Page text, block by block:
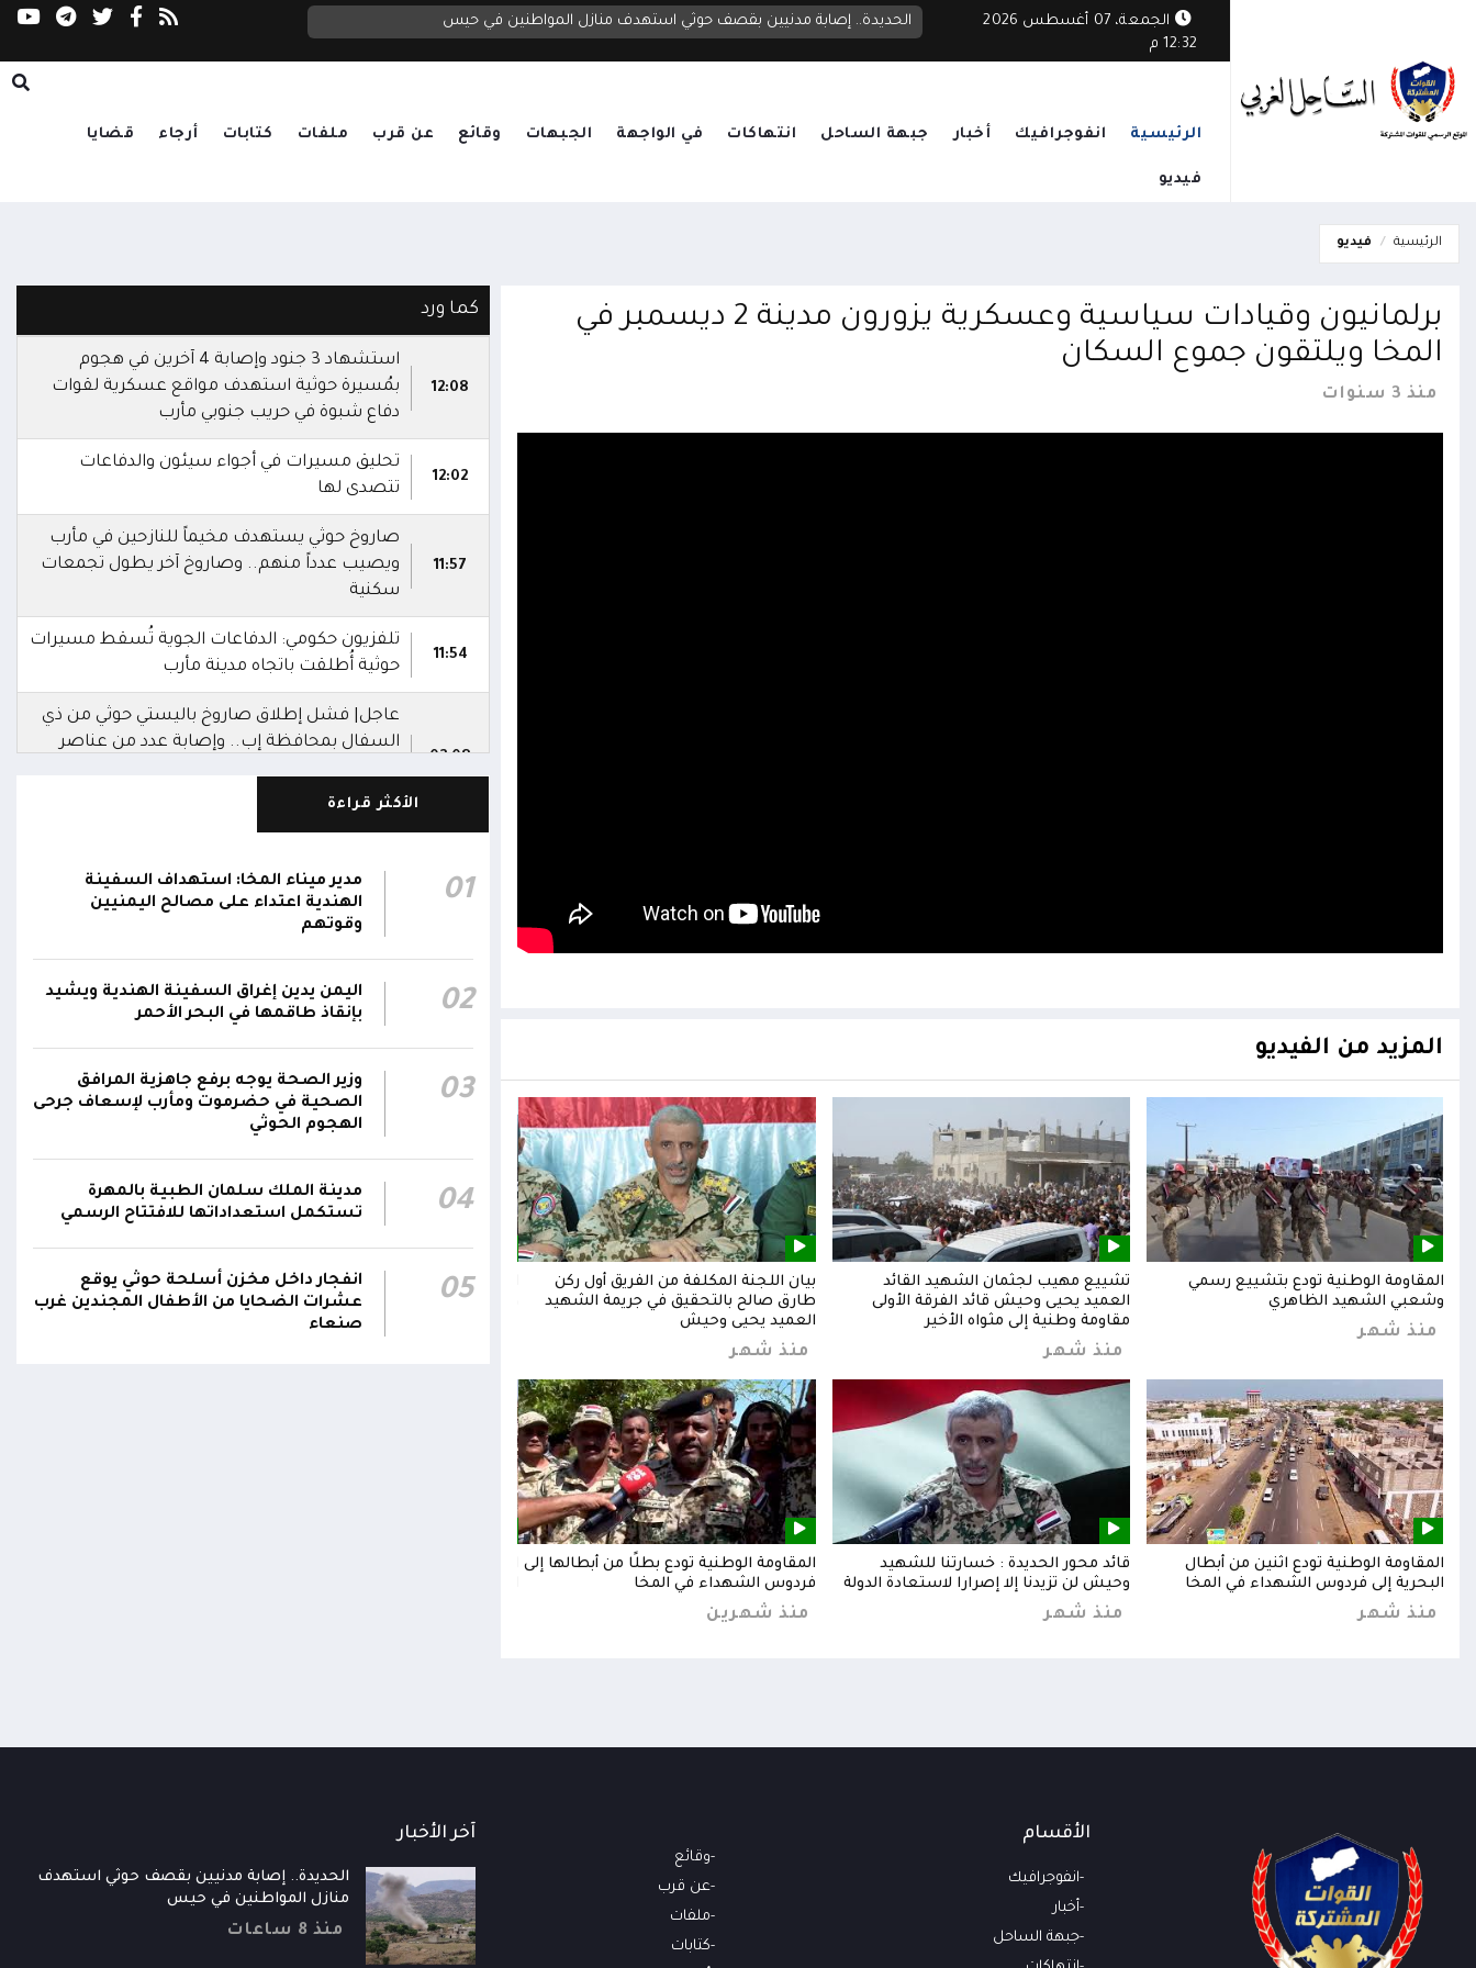
الجمعة، 07 أغسطس 2026
12:32 م
يستهدف قرية مأهولة في الوازعية ويخلف أضراراً بممتلكات المواطنين الحديدة.. إصابة مدنيين بقصف حوثي استهدف منازل المواطنين في حيس
الرئيسية انفوجرافيك أخبار جبهة الساحل انتهاكات في الواجهة الجبهات وقائع عن قرب ملفات كتابات أرجاء قضايا
فيديو
الرئيسية فيديو
برلمانيون وقيادات سياسية وعسكرية يزورون مدينة 2 ديسمبر في
المخا ويلتقون جموع السكان
منذ 3 سنوات
المزيد من الفيديو
المقاومة الوطنية تودع بتشييع رسمي
وشعبي الشهيد الظاهري
منذ شهر
تشييع مهيب لجثمان الشهيد القائد
العميد يحيى وحيش قائد الفرقة الأولى
مقاومة وطنية إلى مثواه الأخير
منذ شهر
بيان اللجنة المكلفة من الفريق أول ركن
طارق صالح بالتحقيق في جريمة الشهيد
العميد يحيى وحيش
منذ شهر
المقاومة الوطنية تودع اثنين من أبطال
البحرية إلى فردوس الشهداء في المخا
منذ شهر
قائد محور الحديدة : خسارتنا للشهيد
وحيش لن تزيدنا إلا إصرارا لاستعادة الدولة
منذ شهر
المقاومة الوطنية تودع بطلًا من أبطالها إلى
فردوس الشهداء في المخا
منذ شهرين
المقاومة الوطنية تودع بتشييع رسمي
وشعبي الشهيد الظاهري
تشييع مهيب لجثمان الشهيد
العميد يحيى وحيش قائد
كما ورد
12:08
استشهاد 3 جنود وإصابة 4 آخرين في هجوم
بمُسيرة حوثية استهدف مواقع عسكرية لقوات
دفاع شبوة في حريب جنوبي مأرب
12:02
تحليق مسيرات في أجواء سيئون والدفاعات
تتصدى لها
11:57
صاروخ حوثي يستهدف مخيماً للنازحين في مأرب
ويصيب عدداً منهم.. وصاروخ آخر يطول تجمعات
سكنية
11:54
تلفزيون حكومي: الدفاعات الجوية تُسقط مسيرات
حوثية أُطلقت باتجاه مدينة مأرب
02:08
عاجل| فشل إطلاق صاروخ باليستي حوثي من ذي
السفال بمحافظة إب.. وإصابة عدد من عناصر
القاعدة
02:03
أبطال الجيش استشهدوا في هجوم حوثي
بالصواريخ الباليستية والمسيرات.. وتؤكد: الرد
سيكون رادعاً واستعادة الدولة مستمرة
00:42
نجران جراء اعتداءات حوثية بالمقذوفات على
الأعيان المدنية
نائب رئيس مجلس القيادة الفريق أول ركن طارق
صالح: جرائم الحوثي لن تثني القوات المسلحة عن
أداء واجبها الوطني واستعادة الدولة وعاصمتها
صنعاء
الأكثر قراءة
01
مدير ميناء المخا: استهداف السفينة
الهندية اعتداء على مصالح اليمنيين
وقوتهم
02
اليمن يدين إغراق السفينة الهندية ويشيد
بإنقاذ طاقمها في البحر الأحمر
03
وزير الصحة يوجه برفع جاهزية المرافق
الصحية في حضرموت ومأرب لإسعاف جرحى
الهجوم الحوثي
04
مدينة الملك سلمان الطبية بالمهرة
تستكمل استعداداتها للافتتاح الرسمي
05
انفجار داخل مخزن أسلحة حوثي يوقع
عشرات الضحايا من الأطفال المجندين غرب
صنعاء
الأقسام
انفوجرافيك
أخبار
جبهة الساحل
وقائع
عن قرب
ملفات
كتابات
آخر الأخبار
الحديدة.. إصابة مدنيين بقصف حوثي استهدف
منازل المواطنين في حيس
منذ 8 ساعات